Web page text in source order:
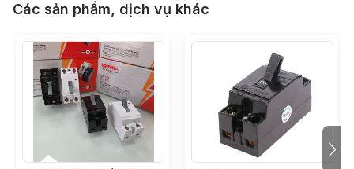
Các sản phẩm, dịch vụ khác